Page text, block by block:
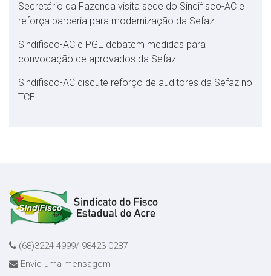
Secretário da Fazenda visita sede do Sindifisco-AC e
reforça parceria para modernização da Sefaz
Sindifisco-AC e PGE debatem medidas para
convocação de aprovados da Sefaz
Sindifisco-AC discute reforço de auditores da Sefaz no
TCE
(68)3224-4999/ 98423-0287
Envie uma mensagem